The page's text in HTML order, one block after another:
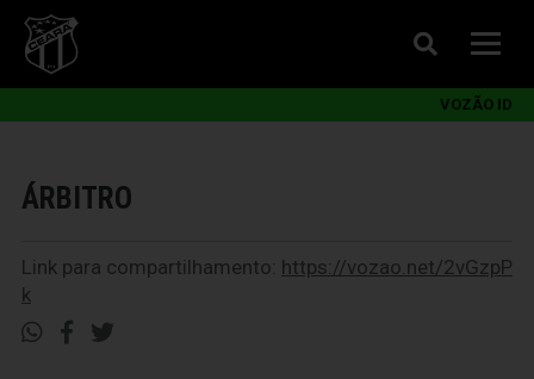
VOZÃO ID
ÁRBITRO
Link para compartilhamento: https://vozao.net/2vGzpP
k